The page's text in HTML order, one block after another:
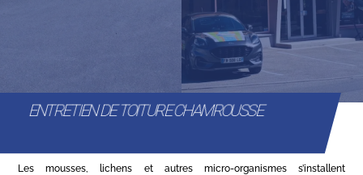
ENTRETIEN DE TOITURE CHAMROUSSE
Les mousses, lichens et autres micro-organismes s’installent